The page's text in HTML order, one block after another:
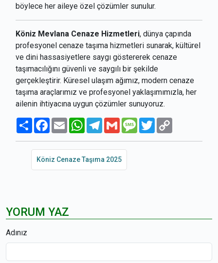
böylece her aileye özel çözümler sunulur.
Köniz Mevlana Cenaze Hizmetleri, dünya çapında
profesyonel cenaze taşıma hizmetleri sunarak, kültürel
ve dini hassasiyetlere saygı göstererek cenaze
taşımacılığını güvenli ve saygılı bir şekilde
gerçekleştirir. Küresel ulaşım ağımız, modern cenaze
taşıma araçlarımız ve profesyonel yaklaşımımızla, her
ailenin ihtiyacına uygun çözümler sunuyoruz.
PaylaşFacebook
Email WhatsAppTelegram
Gmail Message
Twitter
Köniz Cenaze Taşıma 2025
YORUM YAZ
Adınız